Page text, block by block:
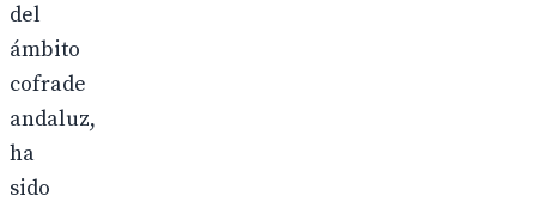
del
ámbito
cofrade
andaluz,
ha
sido